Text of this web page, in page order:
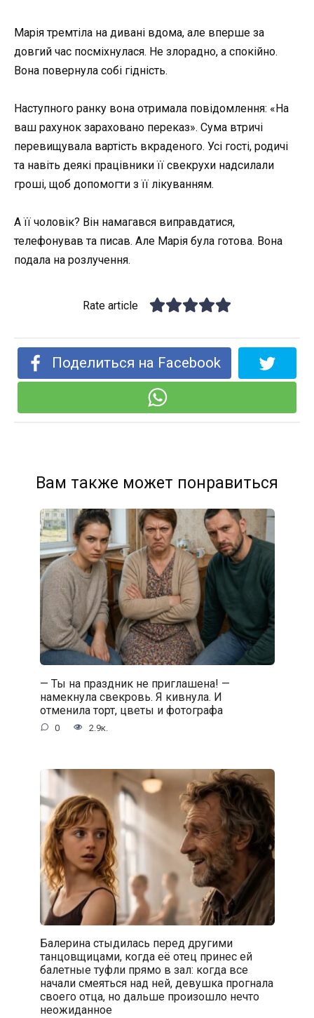
Марія тремтіла на дивані вдома, але вперше за
довгий час посміхнулася. Не злорадно, а спокійно.
Вона повернула собі гідність.
Наступного ранку вона отримала повідомлення: «На
ваш рахунок зараховано переказ». Сума втричі
перевищувала вартість вкраденого. Усі гості, родичі
та навіть деякі працівники її свекрухи надсилали
гроші, щоб допомогти з її лікуванням.
А її чоловік? Він намагався виправдатися,
телефонував та писав. Але Марія була готова. Вона
подала на розлучення.
Rate article
Поделиться на Facebook
Вам также может понравиться
— Ты на праздник не приглашена! —
намекнула свекровь. Я кивнула. И
отменила торт, цветы и фотографа
0 2.9к.
Балерина стыдилась перед другими
танцовщицами, когда её отец принес ей
балетные туфли прямо в зал: когда все
начали смеяться над ней, девушка прогнала
своего отца, но дальше произошло нечто
неожиданное